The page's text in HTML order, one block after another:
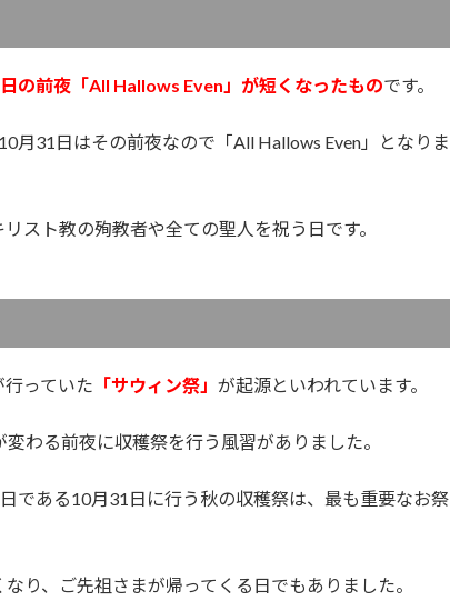
の前夜「All Hallows Even」が短くなったものです。
月31日はその前夜なので「All Hallows Even」となりま
スト教の殉教者や全ての聖人を祝う日です。
っていた 「サウィン祭」 が起源といわれています。
わる前夜に収穫祭を行う風習がありました。
である10月31日に行う秋の収穫祭は、最も重要なお祭
り、ご先祖さまが帰ってくる日でもありました。